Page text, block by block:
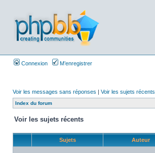
Connexion M’enregistrer
Voir les messages sans réponses | Voir les sujets récents
Index du forum
Voir les sujets récents
Sujets Auteur